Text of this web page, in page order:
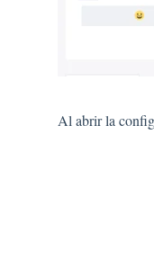
Al abrir la